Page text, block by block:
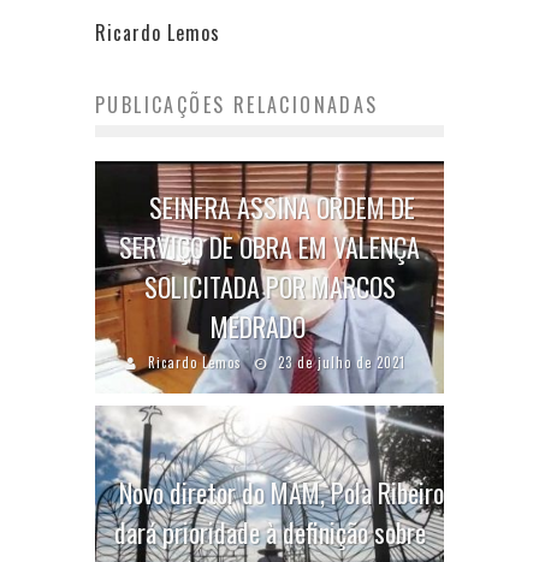
Ricardo Lemos
PUBLICAÇÕES RELACIONADAS
SEINFRA ASSINA ORDEM DE
SERVIÇO DE OBRA EM VALENÇA
SOLICITADA POR MARCOS
MEDRADO
Ricardo Lemos 23 de julho de 2021
Novo diretor do MAM, Pola Ribeiro
dará prioridade à definição sobre